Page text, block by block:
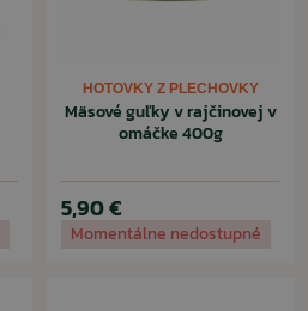
HOTOVKY Z PLECHOVKY
Mäsové guľky v rajčinovej v
omáčke 400g
5,90 €
Momentálne nedostupné